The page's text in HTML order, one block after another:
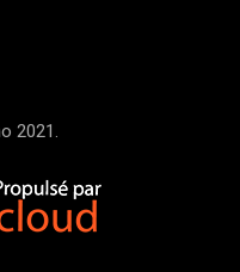
2021.